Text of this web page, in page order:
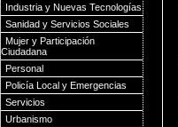
Industria y Nuevas Tecnologías
Sanidad y Servicios Sociales
Mujer y Participación
Ciudadana
Personal
Policía Local y Emergencias
Servicios
Urbanismo